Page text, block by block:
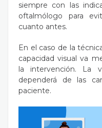
siempre con las
oftalmólogo para
cuanto antes.
En el caso de la
capacidad visual va
la intervención. La
dependerá de las
paciente.